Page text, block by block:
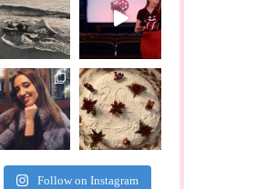
Follow on Instagram